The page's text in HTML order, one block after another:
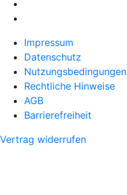
Impressum
Datenschutz
Nutzungsbedingungen
Rechtliche Hinweise
AGB
Barrierefreiheit
Vertrag widerrufen